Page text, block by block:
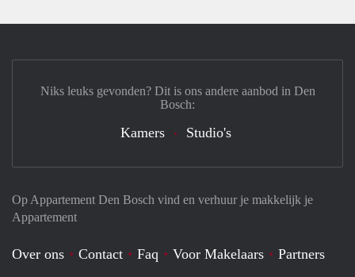
Op Appartement Den Bosch vind en verhuur je makkelijk je
Appartement
Over ons Contact Faq Voor Makelaars
Partners
Niks leuks gevonden? Dit is ons andere aanbod in Den
Bosch:
Kamers Studio's